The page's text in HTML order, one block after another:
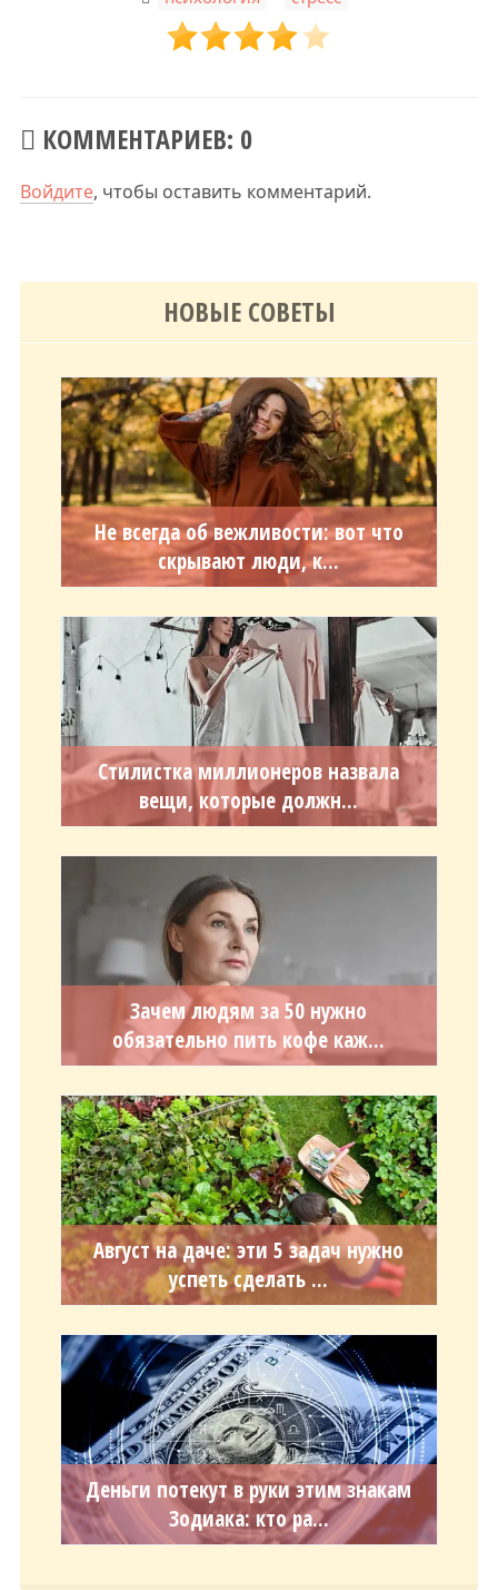
КОММЕНТАРИЕВ: 0
Войдите, чтобы оставить комментарий.
НОВЫЕ СОВЕТЫ
Не всегда об вежливости: вот что
скрывают люди, к...
Стилистка миллионеров назвала
вещи, которые должн...
Зачем людям за 50 нужно
обязательно пить кофе каж...
Август на даче: эти 5 задач нужно
успеть сделать ...
Деньги потекут в руки этим знакам
Зодиака: кто ра...